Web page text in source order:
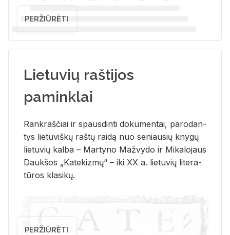
PERŽIŪRĖTI
Lietuvių raštijos
paminklai
Rank­raš­čiai ir spaus­din­ti do­ku­men­tai, pa­ro­dan­
tys lie­tu­viš­kų raš­tų rai­dą nuo se­niau­sių kny­gų
lie­tu­vių kal­ba – Mar­ty­no Ma­žvy­do ir Mi­ka­lo­jaus
Dauk­šos „Ka­te­kiz­mų“ – iki XX a. lie­tu­vių li­te­ra­
tū­ros kla­si­kų.
PERŽIŪRĖTI